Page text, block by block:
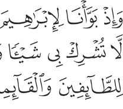
واذ بوانا لابراهيم مكان البيت
وَإِذْ بَوَّأْنَا لِإِبْرَٰهِيمَ مَكَانَ
ﱦﱧ
ﱬﱭﱮﱯ
ﱲ